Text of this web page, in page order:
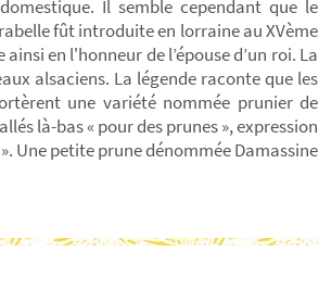
Il semble cependant que le
fût introduite en lorraine au XVème
en l'honneur de l’épouse d’un roi. La
alsaciens. La légende raconte que les
une variété nommée prunier de
là-bas « pour des prunes », expression
Une petite prune dénommée Damassine